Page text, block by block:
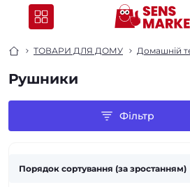
ТОВАРИ ДЛЯ ДОМУ Домашній
Рушники
Фільтр